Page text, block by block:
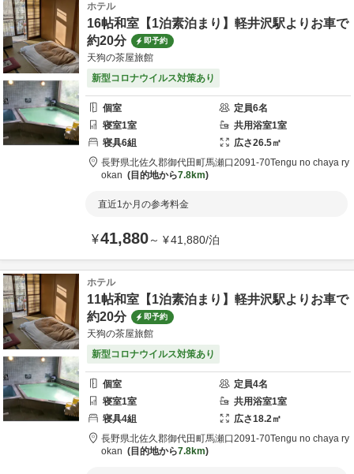
ホテル
16帖和室【1泊素泊まり】軽井沢駅よりお車で
約20分
即予約
天狗の茶屋旅館
新型コロナウイルス対策あり
個室 定員6名
寝室1室 共用浴室1室
寝具6組 広さ26.5㎡
長野県北佐久郡御代田町馬瀬口2091-70Tengu no chaya ry
okan
目的地から7.8km
直近1か月の参考料金
¥41,880～ ¥41,880/泊
ホテル
11帖和室【1泊素泊まり】軽井沢駅よりお車で
約20分
即予約
天狗の茶屋旅館
新型コロナウイルス対策あり
個室 定員4名
寝室1室 共用浴室1室
寝具4組 広さ18.2㎡
長野県北佐久郡御代田町馬瀬口2091-70Tengu no chaya ry
okan
目的地から7.8km